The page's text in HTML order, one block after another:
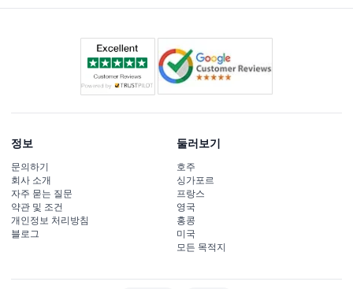
정보
문의하기
회사 소개
자주 묻는 질문
약관 및 조건
개인정보 처리방침
블로그
둘러보기
호주
싱가포르
프랑스
영국
홍콩
미국
모든 목적지